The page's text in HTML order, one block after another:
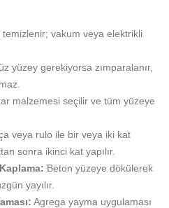
temizlenir; vakum veya elektrikli
yüzey gerekiyorsa zımparalanır,
malzemesi seçilir ve tüm yüzeye
veya rulo ile bir veya iki kat
sonra ikinci kat yapılır.
Beton yüzeye dökülerek
yayılır.
Agrega yayma uygulaması